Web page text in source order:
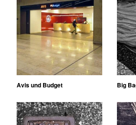
Avis und Budget Big